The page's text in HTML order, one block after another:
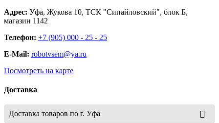
Адрес: Уфа, Жукова 10, ТСК "Сипайловский", блок Б,
магазин 1142
Телефон: +7 (905) 000 - 25 - 25
E-Mail: robotvsem@ya.ru
Посмотреть на карте
Доставка
Доставка товаров по г. Уфа